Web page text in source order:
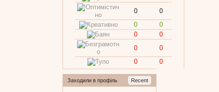
0
0
0
0
0
0
0
0
0
0
Заходили в профіль Recent